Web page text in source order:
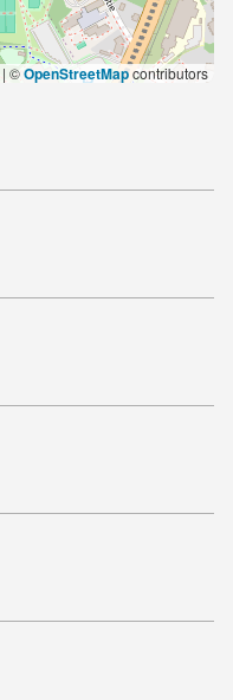
| ©OpenStreetMapcontributors